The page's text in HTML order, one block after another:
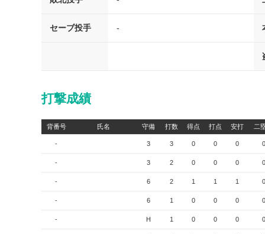
セーブ投手 -
打撃成績
背番号 氏名 守備 打数 得点 打点 安打 二
- 3 3 0 0 0 0
- 3 2 0 0 0 0
- 6 2 1 1 1 0
- 6 1 0 0 0 0
- H 1 0 0 0 0